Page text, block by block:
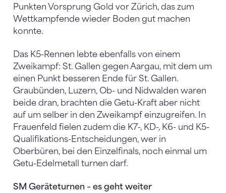
Punkten Vorsprung Gold vor Zürich, das zum
Wettkampfende wieder Boden gut machen
konnte.
Das K5-Rennen lebte ebenfalls von einem
Zweikampf: St. Gallen gegen Aargau, mit dem um
einen Punkt besseren Ende für St. Gallen.
Graubünden, Luzern, Ob- und Nidwalden waren
beide dran, brachten die Getu-Kraft aber nicht
auf um selber in den Zweikampf einzugreifen. In
Frauenfeld fielen zudem die K7-, KD-, K6- und K5-
Qualifikations-Entscheidungen, wer in
Oberbüren, bei den Einzelfinals, noch einmal um
Getu-Edelmetall turnen darf.
SM Geräteturnen – es geht weiter